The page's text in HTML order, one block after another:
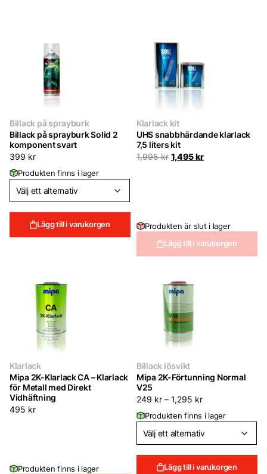
Billack på sprayburk
Billack på sprayburk Solid 2
komponent svart
399 kr
Produkten finns i lager
Lägg till i varukorgen
Klarlack kit
UHS snabbhärdande klarlack
7,5 liters kit
1,995kr Det
1,495krDet
Produkten är slut i lager
Lägg till i varukorgen
Klarlack
Mipa 2K-Klarlack CA – Klarlack
för Metall med Direkt
Vidhäftning
495 kr
Produkten finns i lager
Billack lösvikt
Mipa 2K-Förtunning Normal
V25
249 kr – 1,295 kr
Produkten finns i lager
Lägg till i varukorgen